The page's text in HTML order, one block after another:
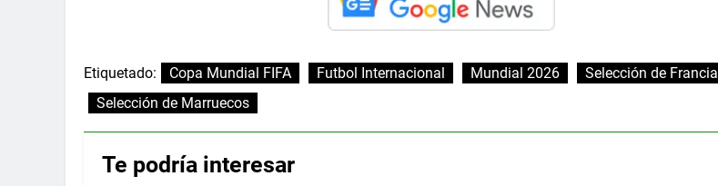
Etiquetado: Copa Mundial FIFA Futbol Internacional Mundial 2026
Selección de Francia
Selección de Marruecos
Te podría interesar